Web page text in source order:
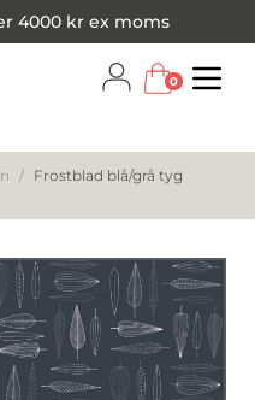
4000 kr ex moms
0
/ Frostblad blå/grå tyg